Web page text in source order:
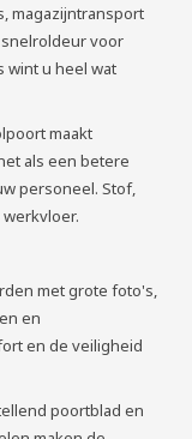
magazijntransport
snelroldeur voor
wint u heel wat
maakt
als een betere
personeel. Stof,
met grote foto's,
en
en de veiligheid
poortblad en